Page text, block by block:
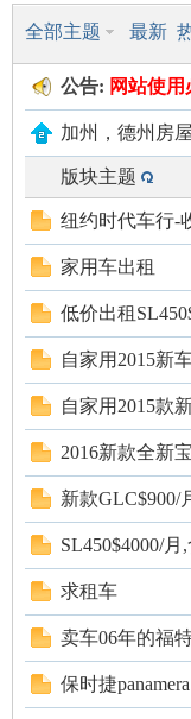
全部主题 最新
公告: 网站使用
加州，德州房
版块主题
纽约时代车行-
家用车出租
低价出租
自家用2015新
自家用2015款
2016新款全新
新款GLC$900/
SL450$4000/月
求租车
卖车06年的福
保时捷